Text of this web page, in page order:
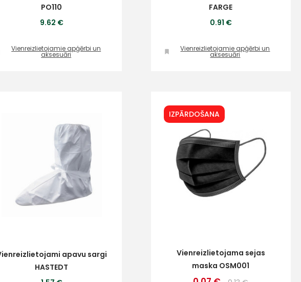
PO110
9.62 €
Vienreizlietojamie apģērbi un
aksesuāri
FARGE
0.91 €
Vienreizlietojamie apģērbi un
aksesuāri
apavu sargi
HASTEDT
IZPĀRDOŠANA
Vienreizlietojama sejas
maska OSM001